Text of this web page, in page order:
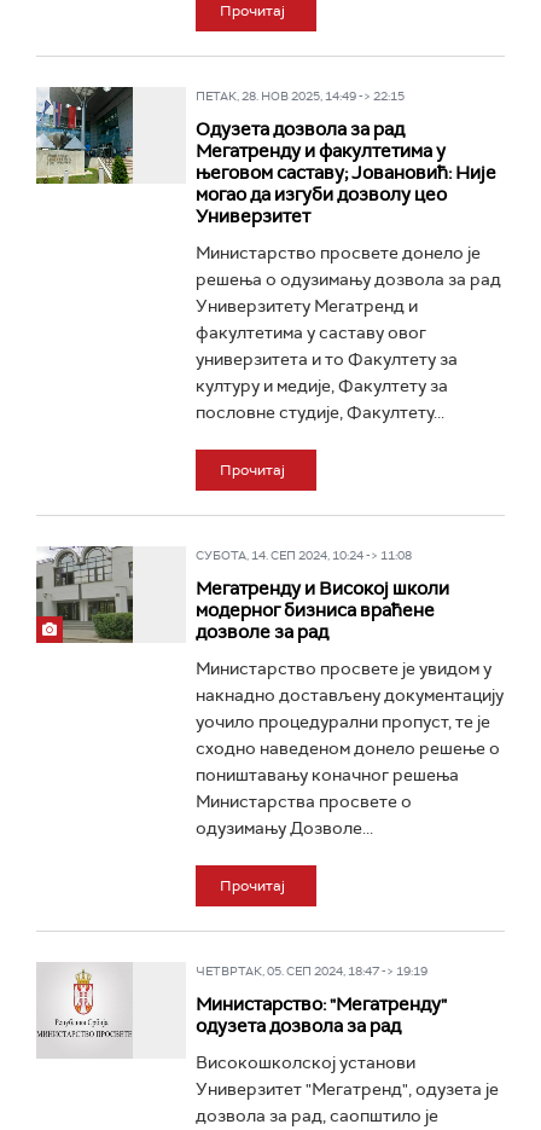
Прочитај
ПЕТАК, 28. НОВ 2025, 14:49 -> 22:15
Одузета дозвола за рад
Мегатренду и факултетима у
његовом саставу; Јовановић: Није
могао да изгуби дозволу цео
Универзитет
Министарство просвете донело је
решења о одузимању дозвола за рад
Универзитету Мегатренд и
факултетима у саставу овог
универзитета и то Факултету за
културу и медије, Факултету за
пословне студије, Факултету...
Прочитај
СУБОТА, 14. СЕП 2024, 10:24 -> 11:08
Мегатренду и Високој школи
модерног бизниса враћене
дозволе за рад
Министарство просвете је увидом у
накнадно достављену документацију
уочило процедурални пропуст, те је
сходно наведеном донело решење о
поништавању коначног решења
Министарства просвете о
одузимању Дозволе...
Прочитај
ЧЕТВРТАК, 05. СЕП 2024, 18:47 -> 19:19
Министарство: "Мегатренду"
одузета дозвола за рад
Високошколској установи
Универзитет "Мегатренд", одузета је
дозвола за рад, саопштило је